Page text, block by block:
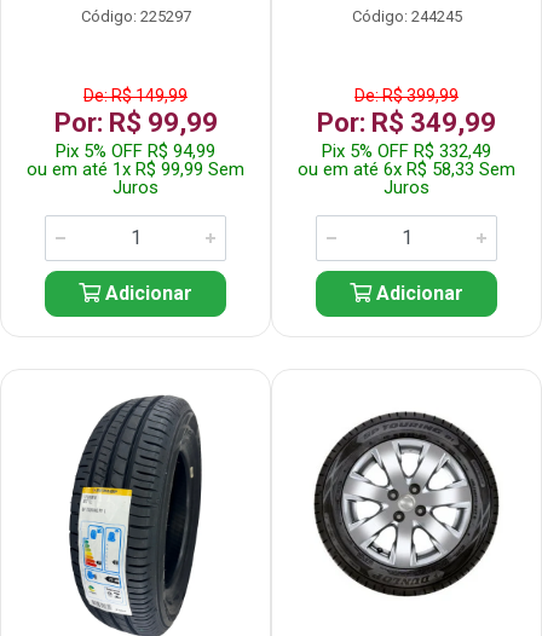
Código: 225297
De: R$ 149,99
Por: R$ 99,99
Pix 5% OFF R$ 94,99
ou em até 1x R$ 99,99 Sem
Juros
Adicionar
Código: 244245
De: R$ 399,99
Por: R$ 349,99
Pix 5% OFF R$ 332,49
ou em até 6x R$ 58,33 Sem
Juros
Adicionar